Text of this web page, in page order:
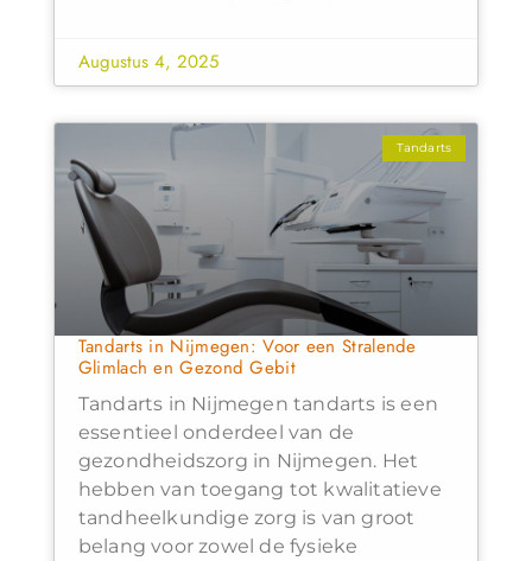
Augustus 4, 2025
Tandarts
Tandarts in Nijmegen: Voor een Stralende
Glimlach en Gezond Gebit
Tandarts in Nijmegen tandarts is een
essentieel onderdeel van de
gezondheidszorg in Nijmegen. Het
hebben van toegang tot kwalitatieve
tandheelkundige zorg is van groot
belang voor zowel de fysieke